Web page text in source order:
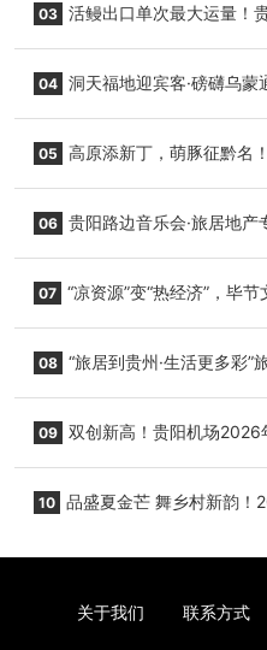
03 活鳗出口单次最大运量！
04 洞天福地迎宾客·磅礴乌
05 高原添新丁，萌豚征黔名
06 贵阳路边音乐会·旅居地
07 “凉资源”变“热经济”，毕
08 “旅居到贵州·生活更多彩”
09 双创新高！贵阳机场2026
10 品盛夏金芒 舞乡村新韵！
关于我们 联系方式